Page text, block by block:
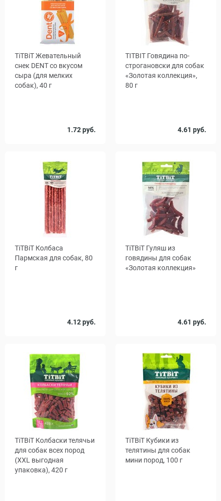
TiTBiT Жевательный
снек DENT со вкусом
сыра (для мелких
собак), 40 г
1.72 руб.
1 20
TITBIT Говядина по-
строгановски для собак
«Золотая коллекция»,
80 г
4.61 руб.
TiTBiТ Колбаса
Пармская для собак, 80
г
4.12 руб.
TiTBiТ Гуляш из
говядины для собак
«Золотая коллекция»
4.61 руб.
65
TiTBiT Колбаски телячьи
для собак всех пород
(XXL выгодная
упаковка), 420 г
TiTBiT Кубики из
телятины для собак
мини пород, 100 г